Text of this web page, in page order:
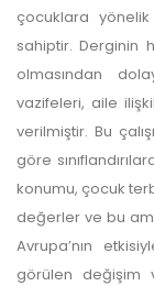
Makale Takip
Dergiye
Alan
ve hakem
Dergipark
çocuklara
sahiptir. Derginin
olmasından
vazifeleri, aile
verilmiştir. Bu
göre
konumu, çocuk
değerler ve bu
Avrupa’nın
görülen değişim